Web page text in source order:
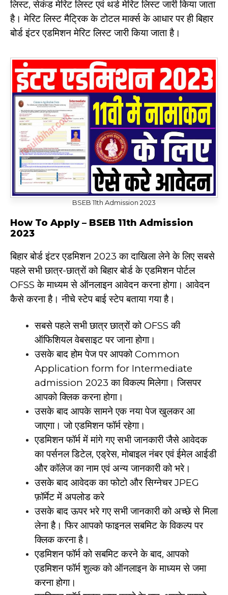
लिस्ट, सेकंड मेरिट लिस्ट एवं थर्ड मेरिट लिस्ट जारी किया जाता
है। मेरिट लिस्ट मैट्रिक के टोटल मार्क्स के आधार पर ही बिहार
बोर्ड इंटर एडमिशन मेरिट लिस्ट जारी किया जाता है।
BSEB 11th Admission 2023
How To Apply – BSEB 11th Admission
2023
बिहार बोर्ड इंटर एडमिशन 2023 का दाखिला लेने के लिए सबसे
पहले सभी छात्र-छात्रों को बिहार बोर्ड के एडमिशन पोर्टल
OFSS के माध्यम से ऑनलाइन आवेदन करना होगा। आवेदन
कैसे करना है। नीचे स्टेप बाई स्टेप बताया गया है।
सबसे पहले सभी छात्र छात्रों को OFSS की
ऑफिशियल वेबसाइट पर जाना होगा।
उसके बाद होम पेज पर आपको Common
Application form for Intermediate
admission 2023 का विकल्प मिलेगा। जिसपर
आपको क्लिक करना होगा।
उसके बाद आपके सामने एक नया पेज खुलकर आ
जाएगा। जो एडमिशन फॉर्म रहेगा।
एडमिशन फॉर्म में मांगे गए सभी जानकारी जैसे आवेदक
का पर्सनल डिटेल, एड्रेस, मोबाइल नंबर एवं ईमेल आईडी
और कॉलेज का नाम एवं अन्य जानकारी को भरे।
उसके बाद आवेदक का फोटो और सिग्नेचर JPEG
फ़ॉर्मेट में अपलोड करे
उसके बाद ऊपर भरे गए सभी जानकारी को अच्छे से मिला
लेना है। फिर आपको फाइनल सबमिट के विकल्प पर
क्लिक करना है।
एडमिशन फॉर्म को सबमिट करने के बाद, आपको
एडमिशन फॉर्म शुल्क को ऑनलाइन के माध्यम से जमा
करना होगा।